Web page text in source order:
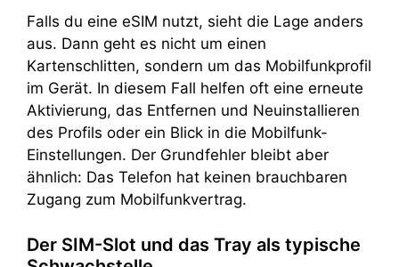
Falls du eine eSIM nutzt, sieht die Lage anders
aus. Dann geht es nicht um einen
Kartenschlitten, sondern um das Mobilfunkprofil
im Gerät. In diesem Fall helfen oft eine erneute
Aktivierung, das Entfernen und Neuinstallieren
des Profils oder ein Blick in die Mobilfunk-
Einstellungen. Der Grundfehler bleibt aber
ähnlich: Das Telefon hat keinen brauchbaren
Zugang zum Mobilfunkvertrag.
Der SIM-Slot und das Tray als typische